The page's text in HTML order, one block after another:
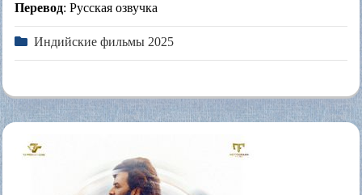
Перевод: Русская озвучка
Индийские фильмы 2025